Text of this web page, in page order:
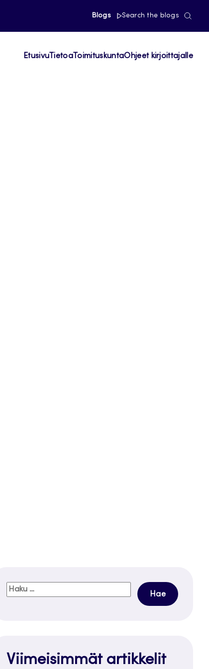
Blogs Search the blogs
Etusivu Tietoa ToimituskuntaOhjeet kirjoittajalle
Haku:
Viimeisimmät artikkelit